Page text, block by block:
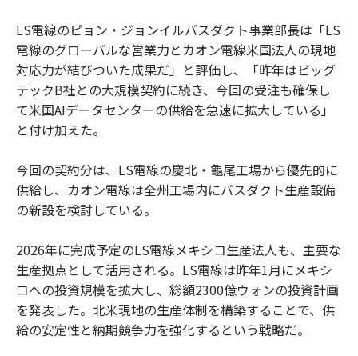
LS電線のピョン・ジョンイルバスダクト事業部長は「LS
電線のグローバルな営業力とカオン電線米国法人の現地
対応力が結びついた成果だ」と評価し、「昨年はビッグ
テックB社との大規模契約に続き、今回の受注も確保し
て米国AIデータセンターの供給を急速に拡大している」
と付け加えた。
今回の契約分は、LS電線の慶北・龜尾工場から優先的に
供給し、カオン電線は全州工場内にバスダクト生産設備
の新設を検討している。
2026年に完成予定のLS電線メキシコ生産法人も、主要な
生産拠点として活用される。LS電線は昨年1月にメキシ
コへの投資規模を拡大し、総額2300億ウォンの投資計画
を発表した。北米現地の生産体制を構築することで、供
給の安定性と納期競争力を強化するという戦略だ。